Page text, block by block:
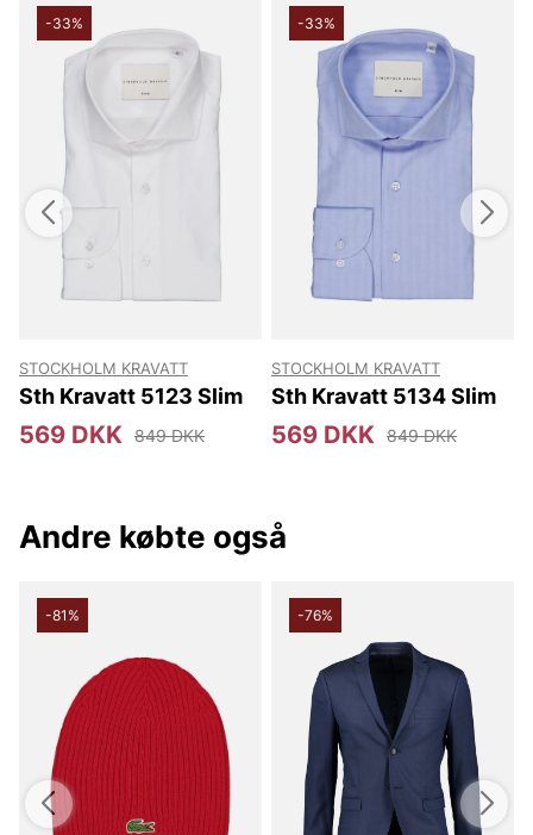
-33%
STOCKHOLM KRAVATT
Sth Kravatt 5123 Slim
569 DKK 849 DKK
-33%
STOCKHOLM KRAVATT
Sth Kravatt 5134 Slim
569 DKK 849 DKK
Andre købte også
-81% -76%